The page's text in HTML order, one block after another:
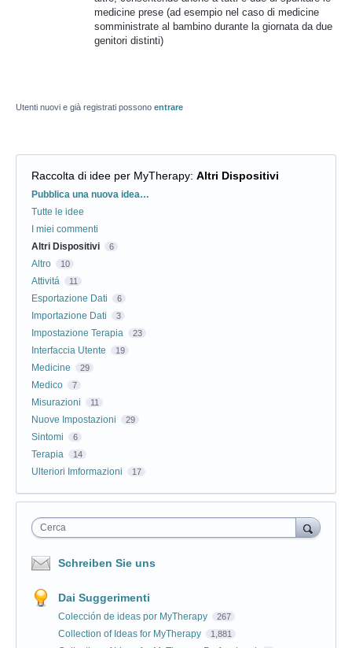
medicine prese (ad esempio nel caso di medicine
somministrate al bambino durante la giornata da due
genitori distinti)
Utenti nuovi e già registrati possono entrare
Raccolta di idee per MyTherapy: Altri Dispositivi
Categorie
Pubblica una nuova idea…
Tutte le idee
I miei commenti
Altri Dispositivi
6
Altro 10
Attivitá 11
Esportazione Dati 6
Importazione Dati 3
Impostazione Terapia 23
Interfaccia Utente 19
Medicine 29
Medico 7
Misurazioni 11
Nuove Impostazioni 29
Sintomi 6
Terapia 14
Ulteriori Imformazioni 17
Cerca
Schreiben Sie uns
Dai Suggerimenti
Colección de ideas por MyTherapy 267
Collection of Ideas for MyTherapy 1,881